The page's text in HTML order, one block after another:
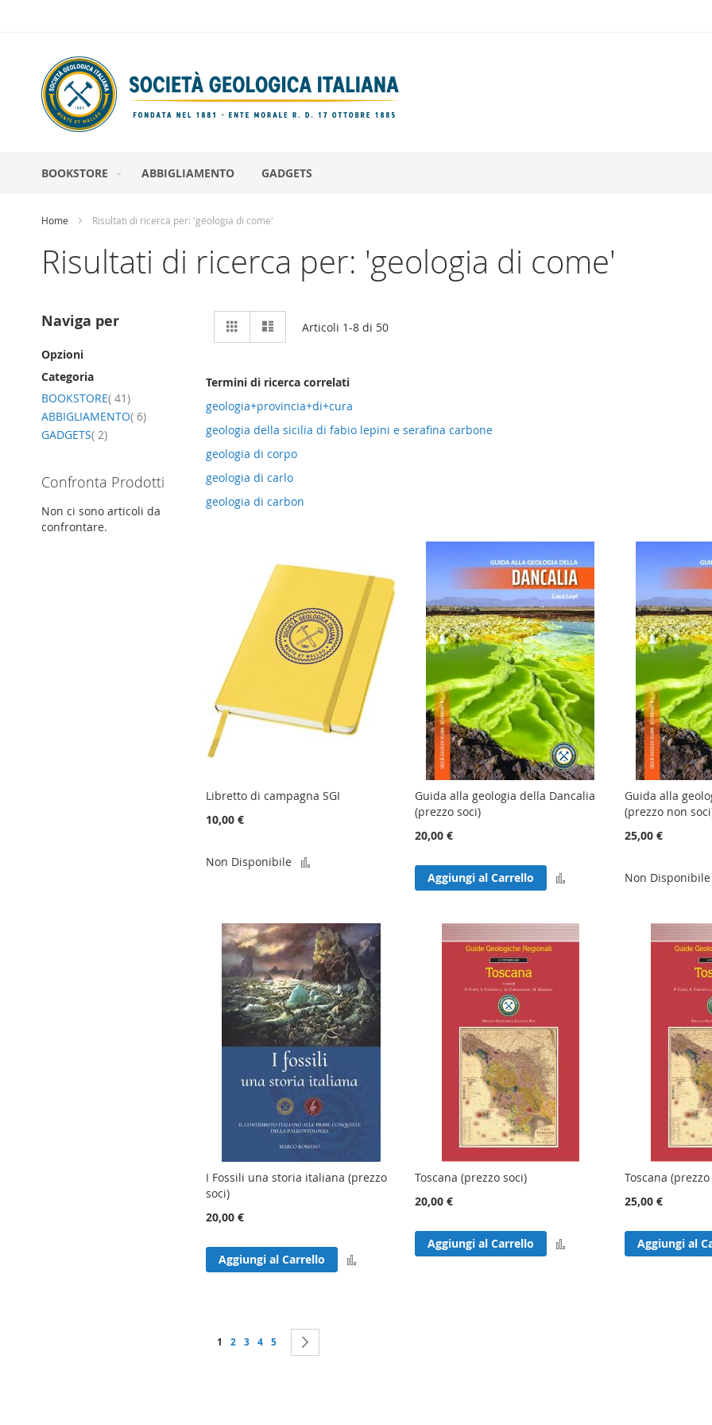
BOOKSTORE ABBIGLIAMENTO GADGETS
Home Risultati di ricerca per: 'geologia di come'
Risultati di ricerca per: 'geologia di come'
Mostra
come
Griglia Articoli 1-8di 50
Termini di ricerca correlati
geologia+provincia+di+cura
geologia della sicilia di fabio lepini e serafina carbone
geologia di corpo
geologia di carlo
geologia di carbon
Libretto di campagna SGI
10,00 €
Non Disponibile
Guida alla geologia della Dancalia
(prezzo soci)
20,00 €
Aggiungi al Carrello
Guida alla
(prezzo non
25,00 €
Non Disponibile
I Fossili una storia italiana (prezzo
soci)
20,00 €
Aggiungi al Carrello
Toscana (prezzo soci)
20,00 €
Aggiungi al Carrello
Toscana
25,00 €
Aggiungi al
Pagina
Attualmente stai leggendo la pagina
1 Pagina
2 Pagina
3 Pagina
4 Pagina
5
Naviga per
Opzioni
Categoria
BOOKSTORE 41elemento
ABBIGLIAMENTO 6elemento
GADGETS 2elemento
Confronta Prodotti
Non ci sono articoli da
confrontare.